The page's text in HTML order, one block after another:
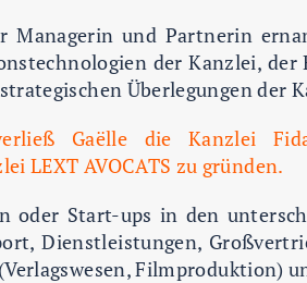
Managerin und Partnerin
der Kanzlei, der
Überlegungen der
Gaëlle die Kanzlei
LEXT AVOCATS zu gründen.
oder Start-ups in den
Dienstleistungen,